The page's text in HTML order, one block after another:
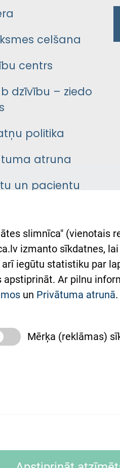
celšana
centrs
dzīvību – ziedo
politika
atruna
un pacientu
slimnīcas
Ukrainai
Східної лікарні
з Україною
slimnīca" (vienotais
izmanto sīkdatnes,
iegūtu statistiku par
Ar pilnu
un Privātuma atrunā.
Mērķa (reklāmas)
tīmekļa